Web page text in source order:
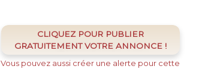
CLIQUEZ POUR PUBLIER
GRATUITEMENT VOTRE ANNONCE !
Vous pouvez aussi créer une alerte pour cette